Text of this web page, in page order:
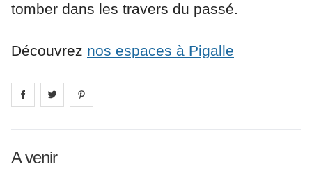
tomber dans les travers du passé.
Découvrez nos espaces à Pigalle
Share on facebook
Share on
A venir